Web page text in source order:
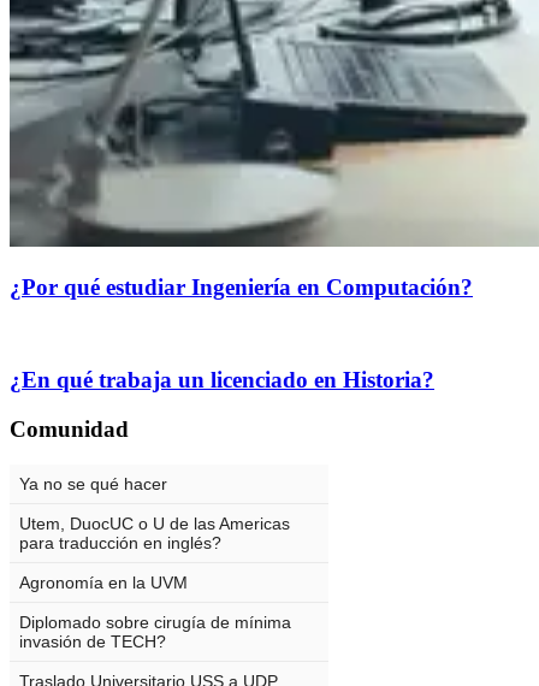
¿Por qué estudiar Ingeniería en Computación?
¿En qué trabaja un licenciado en Historia?
Comunidad